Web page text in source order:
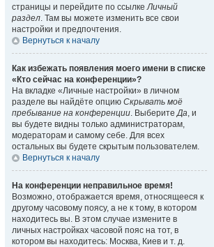
страницы и перейдите по ссылкеЛичный
раздел. Там вы можете изменить все свои
настройки и предпочтения.
Вернуться к началу
Как избежать появления моего имени в списке
«Кто сейчас на конференции»?
На вкладке «Личные настройки» в личном
разделе вы найдёте опцию Скрывать моё
пребывание на конференции. ВыберитеДа, и
вы будете видны только администраторам,
модераторам и самому себе. Для всех
остальных вы будете скрытым пользователем.
Вернуться к началу
На конференции неправильное время!
Возможно, отображается время, относящееся к
другому часовому поясу, а не к тому, в котором
находитесь вы. В этом случае измените в
личных настройках часовой пояс на тот, в
котором вы находитесь: Москва, Киев и т. д.